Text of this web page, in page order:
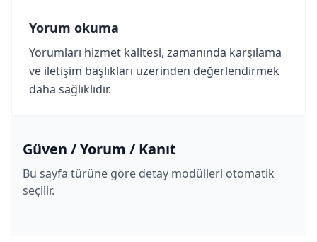
Yorum okuma
Yorumları hizmet kalitesi, zamanında karşılama
ve iletişim başlıkları üzerinden değerlendirmek
daha sağlıklıdır.
Güven / Yorum / Kanıt
Bu sayfa türüne göre detay modülleri otomatik
seçilir.